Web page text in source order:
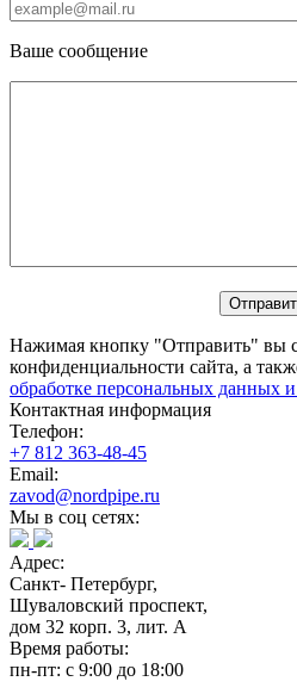
Ваше сообщение
Нажимая кнопку "Отправить" вы
конфиденциальности сайта, а
обработке персональных данных
Контактная информация
Телефон:
+7 812 363-48-45
Email:
zavod@nordpipe.ru
Мы в соц сетях:
Адрес:
Санкт- Петербург,
Шуваловский проспект,
дом 32 корп. 3, лит. А
Время работы:
пн-пт: с 9:00 до 18:00